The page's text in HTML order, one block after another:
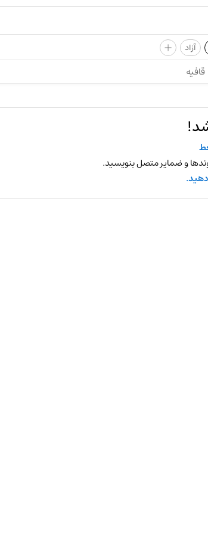
آزاد +
قافیه
و ضمایر متصل بنویسید.